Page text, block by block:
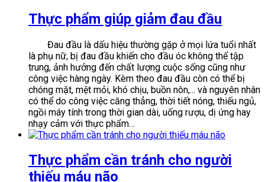
Thực phẩm giúp giảm đau đầu
Đau đầu là dấu hiệu thường gặp ở mọi lứa tuổi nhất
là phụ nữ, bị đau đầu khiến cho đầu óc không thể tập
trung, ảnh hưởng đến chất lượng cuộc sống cũng như
công việc hàng ngày. Kèm theo đau đầu còn có thể bị
chóng mặt, mệt mỏi, khó chịu, buồn nôn,... và nguyên nhân
có thể do công việc căng thẳng, thời tiết nóng, thiếu ngủ,
ngồi máy tính trong thời gian dài, uống rượu, dị ứng hay
nhạy cảm với thực phẩm…
Thực phẩm cần tránh cho người
thiếu máu não